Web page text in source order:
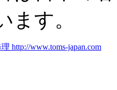
ます。
http://www.toms-japan.com